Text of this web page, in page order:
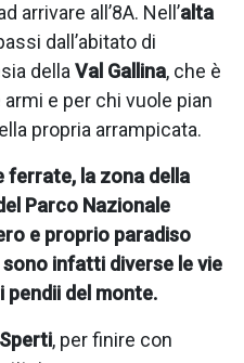
arrivare all’8A. Nell’alta
dall’abitato di
dellaVal Gallina, che è
e per chi vuole pian
propria arrampicata.
ferrate, la zona della
Parco Nazionale
e proprio paradiso
infatti diverse le vie
pendii del monte.
, per finire con